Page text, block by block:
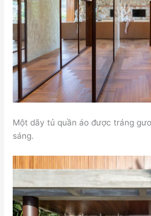
Một dãy tủ quần áo được tráng
sáng.